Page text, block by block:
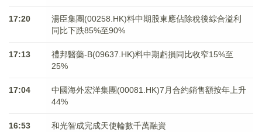
17:20
湯臣集團(00258.HK)料中期股東應佔除稅後綜合溢利
同比下跌85%至90%
17:13
禮邦醫藥-B(09637.HK)料中期虧損同比收窄15%至
25%
17:04
中國海外宏洋集團(00081.HK)7月合約銷售額按年上升
44%
16:53 和光智成完成天使輪數千萬融資